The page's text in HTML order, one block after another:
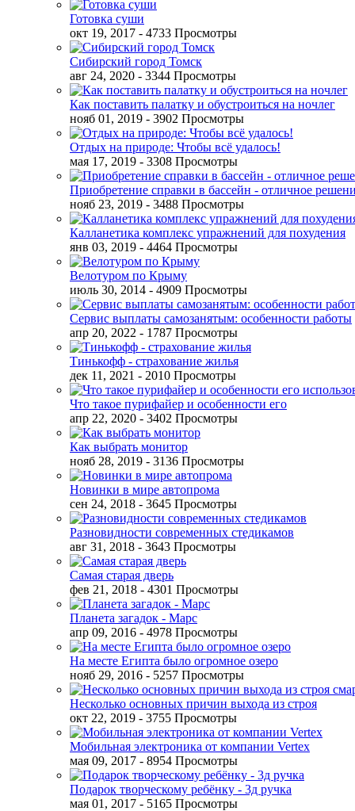
Готовка суши
окт 19, 2017 - 4733 Просмотры
Сибирский город Томск
авг 24, 2020 - 3344 Просмотры
Как поставить палатку и обустроиться на ночлег
нояб 01, 2019 - 3902 Просмотры
Отдых на природе: Чтобы всё удалось!
мая 17, 2019 - 3308 Просмотры
Приобретение справки в бассейн - отличное
нояб 23, 2019 - 3488 Просмотры
Калланетика комплекс упражнений для похудения
янв 03, 2019 - 4464 Просмотры
Велотуром по Крыму
июль 30, 2014 - 4909 Просмотры
Сервис выплаты самозанятым: особенности работы
апр 20, 2022 - 1787 Просмотры
Тинькофф - страхование жилья
дек 11, 2021 - 2010 Просмотры
Что такое пурифайер и особенности его
апр 22, 2020 - 3402 Просмотры
Как выбрать монитор
нояб 28, 2019 - 3136 Просмотры
Новинки в мире автопрома
сен 24, 2018 - 3645 Просмотры
Разновидности современных стедикамов
авг 31, 2018 - 3643 Просмотры
Самая старая дверь
фев 21, 2018 - 4301 Просмотры
Планета загадок - Марс
апр 09, 2016 - 4978 Просмотры
На месте Египта было огромное озеро
нояб 29, 2016 - 5257 Просмотры
Несколько основных причин выхода из строя
окт 22, 2019 - 3755 Просмотры
Мобильная электроника от компании Vertex
мая 09, 2017 - 8954 Просмотры
Подарок творческому ребёнку - 3д ручка
мая 01, 2017 - 5165 Просмотры